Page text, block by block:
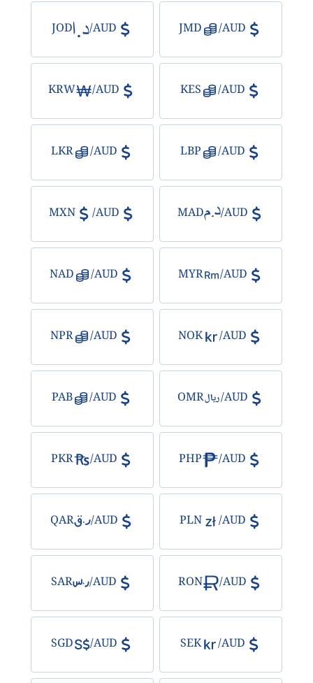
AUD
/
JMD
AUD
/
JOD
AUD
/
KES
AUD
/
KRW
AUD
/
LBP
AUD
/
LKR
AUD
/
MAD
AUD
/
MXN
AUD
/
MYR
AUD
/
NAD
AUD
/
NOK
AUD
/
NPR
AUD
/
OMR
AUD
/
PAB
AUD
/
PHP
AUD
/
PKR
AUD
/
PLN
AUD
/
QAR
AUD
/
RON
AUD
/
SAR
AUD
/
SEK
AUD
/
SGD